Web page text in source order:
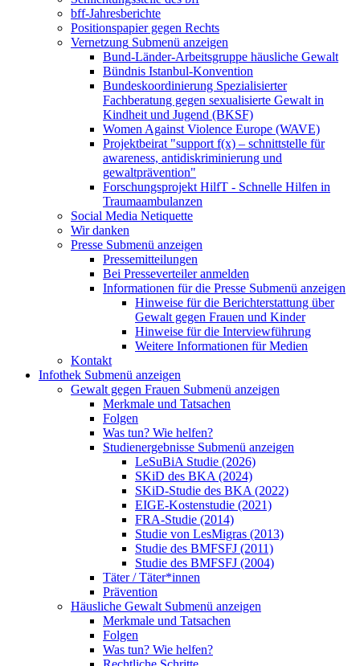
bff-Jahresberichte
Positionspapier gegen Rechts
Vernetzung Submenü anzeigen
Bund-Länder-Arbeitsgruppe häusliche Gewalt
Bündnis Istanbul-Konvention
Bundeskoordinierung Spezialisierter
Fachberatung gegen sexualisierte Gewalt in
Kindheit und Jugend (BKSF)
Women Against Violence Europe (WAVE)
Projektbeirat "support f(x) – schnittstelle für
awareness, antidiskriminierung und
gewaltprävention"
Forschungsprojekt HilfT - Schnelle Hilfen in
Traumaambulanzen
Social Media Netiquette
Wir danken
Presse Submenü anzeigen
Pressemitteilungen
Bei Presseverteiler anmelden
Informationen für die Presse Submenü anzeigen
Hinweise für die Berichterstattung über
Gewalt gegen Frauen und Kinder
Hinweise für die Interviewführung
Weitere Informationen für Medien
Kontakt
Infothek Submenü anzeigen
Gewalt gegen Frauen Submenü anzeigen
Merkmale und Tatsachen
Folgen
Was tun? Wie helfen?
Studienergebnisse Submenü anzeigen
LeSuBiA Studie (2026)
SKiD des BKA (2024)
SKiD-Studie des BKA (2022)
EIGE-Kostenstudie (2021)
FRA-Studie (2014)
Studie von LesMigras (2013)
Studie des BMFSFJ (2011)
Studie des BMFSFJ (2004)
Täter / Täter*innen
Prävention
Häusliche Gewalt Submenü anzeigen
Merkmale und Tatsachen
Folgen
Was tun? Wie helfen?